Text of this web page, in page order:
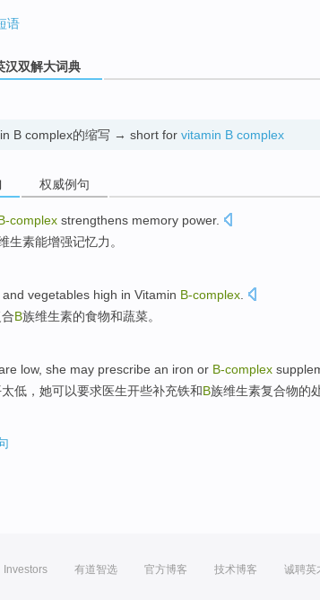
语
汉双解大词典
B complex的缩写 → short for vitamin B complex
权威例句
complex strengthens memory power.
生素能增强记忆力。
and vegetables high in Vitamin B-complex
B族维生素的食物和蔬菜。
low, she may prescribe an iron or B-complex
太低 ， 她可以要求医生开些补充铁和B族维生素复合物的
Investors 有道智选 官方博客 技术博客 诚聘英